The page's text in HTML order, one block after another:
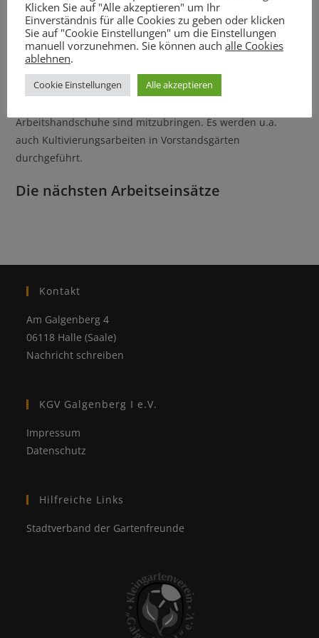
durchgeführt.Nichtmitglieder müssen vor der
Arbeitsaufnahme eine Versicherung abschließen und die
Kosten in Höhe von 2,89 € passend bar begleichen.
Bei Regen fällt der Arbeitseinsatz aus. Die Arbeitsgeräte
Arbeitshandschuhe sind mitzubringen. Es werden u.a.
auch Kultivierungsarbeiten in Vorstandsgärten
durchgeführt.
Die nächsten Arbeitseinsätze
Kontakt
Am Galgenberg 4
06118 Halle (Saale)
Nachricht schreiben
KGV Galgenberg I e.V.
Impressum
Datenschutz
Hilfreiche Links
Stadtverband der Gartenfreunde
Klicken Sie auf "Alle akzeptieren" um Ihr
Einverständnis für alle Cookies zu geben oder klicken
Sie auf "Cookie Einstellungen" um die Einstellungen
manuell vorzunehmen. Sie können auch alle Cookies
ablehnen.
Cookie Einstellungen Alle akzeptieren